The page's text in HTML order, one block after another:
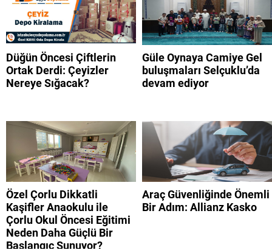
Düğün Öncesi Çiftlerin
Ortak Derdi: Çeyizler
Nereye Sığacak?
Güle Oynaya Camiye Gel
buluşmaları Selçuklu’da
devam ediyor
Özel Çorlu Dikkatli
Kaşifler Anaokulu ile
Çorlu Okul Öncesi Eğitimi
Neden Daha Güçlü Bir
Başlangıç Sunuyor?
Araç Güvenliğinde Önemli
Bir Adım: Allianz Kasko